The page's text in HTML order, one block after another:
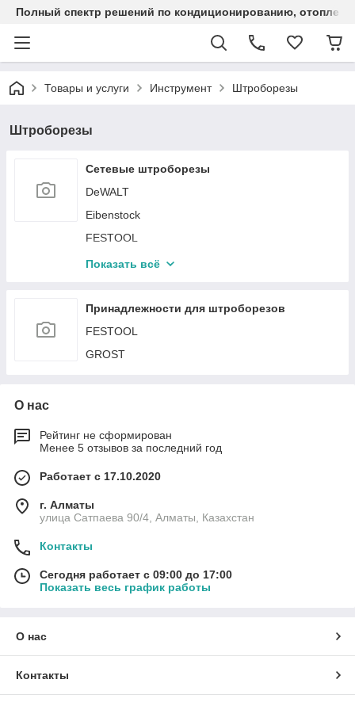
Полный спектр решений по кондиционированию,
Товары и услуги Инструмент Штроборезы
Штроборезы
Сетевые штроборезы
DeWALT
Eibenstock
FESTOOL
GROST
Ресанта
Показать всё
Принадлежности для штроборезов
FESTOOL
GROST
О нас
Рейтинг не сформирован
Менее 5 отзывов за последний год
Работает с 17.10.2020
г. Алматы
улица Сатпаева 90/4, Алматы, Казахстан
Контакты
Сегодня работает с 09:00 до 17:00
Показать весь график работы
О нас
Контакты